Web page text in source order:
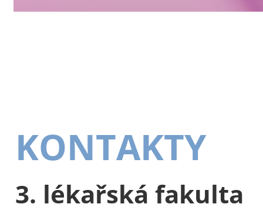
KONTAKTY
3. lékařská fakulta